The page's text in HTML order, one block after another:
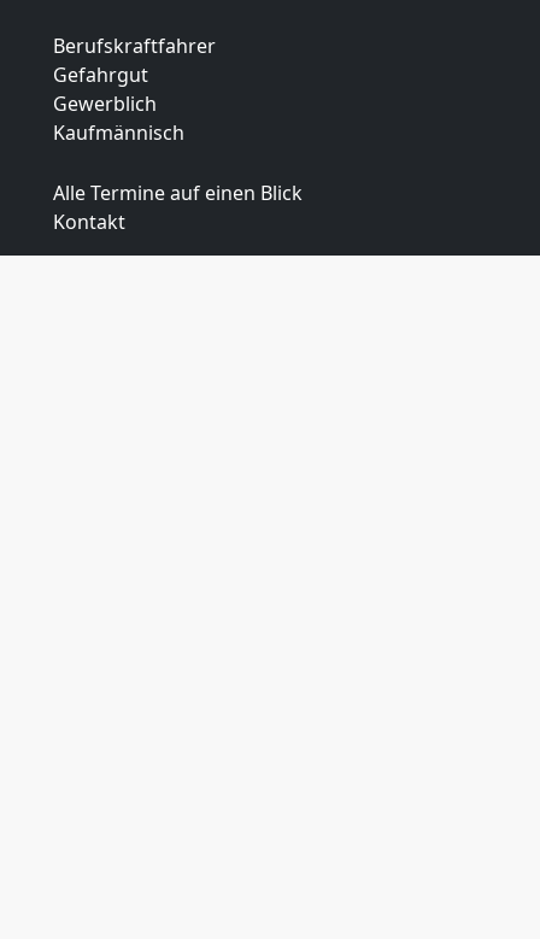
Berufskraftfahrer
Gefahrgut
Gewerblich
Kaufmännisch
Alle Termine auf einen Blick
Kontakt